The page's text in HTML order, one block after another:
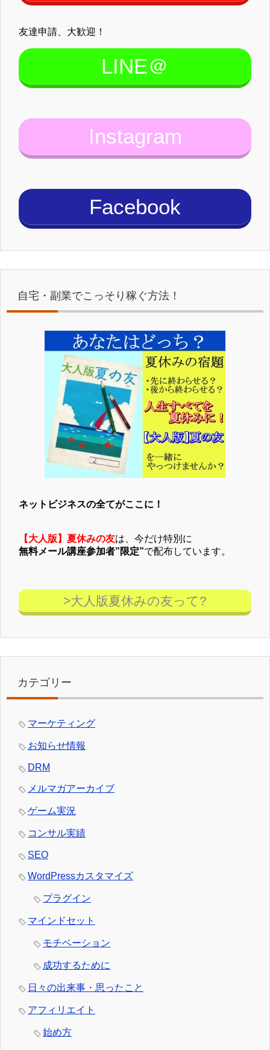
友達申請、大歓迎！
LINE＠
Instagram
Facebook
自宅・副業でこっそり稼ぐ方法！
ネットビジネスの全てがここに！
【大人版】夏休みの友は、今だけ特別に
無料メール講座参加者”限定”で配布しています。
>大人版夏休みの友って?
カテゴリー
マーケティング
お知らせ情報
DRM
メルマガアーカイブ
ゲーム実況
コンサル実績
SEO
WordPressカスタマイズ
プラグイン
マインドセット
モチベーション
成功するために
日々の出来事・思ったこと
アフィリエイト
始め方